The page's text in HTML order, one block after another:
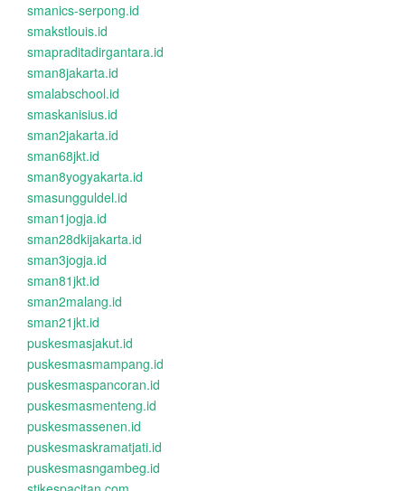
smanics-serpong.id
smakstlouis.id
smapraditadirgantara.id
sman8jakarta.id
smalabschool.id
smaskanisius.id
sman2jakarta.id
sman68jkt.id
sman8yogyakarta.id
smasungguldel.id
sman1jogja.id
sman28dkijakarta.id
sman3jogja.id
sman81jkt.id
sman2malang.id
sman21jkt.id
puskesmasjakut.id
puskesmasmampang.id
puskesmaspancoran.id
puskesmasmenteng.id
puskesmassenen.id
puskesmaskramatjati.id
puskesmasngambeg.id